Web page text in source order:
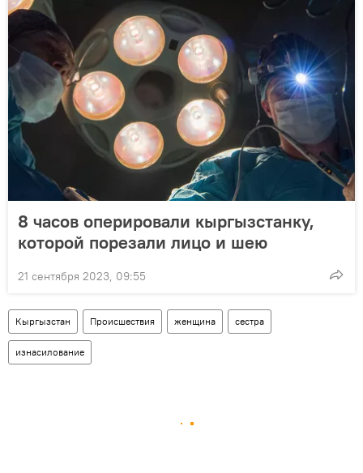
8 часов оперировали кыргызстанку,
которой порезали лицо и шею
21 сентября 2023, 09:55
Кыргызстан Происшествия женщина сестра
изнасилование